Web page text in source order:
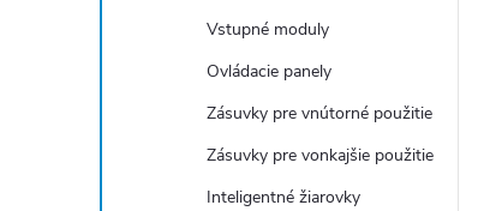
Vstupné moduly
Ovládacie panely
Zásuvky pre vnútorné použitie
Zásuvky pre vonkajšie použitie
Inteligentné žiarovky